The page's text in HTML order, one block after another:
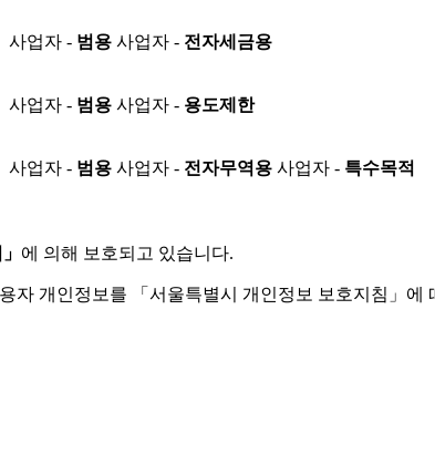
사업자 - 범용 사업자 - 전자세금용
사업자 - 범용 사업자 - 용도제한
사업자 - 범용 사업자 - 전자무역용 사업자 - 특수목적
에 의해 보호되고 있습니다.
자 개인정보를 「서울특별시 개인정보 보호지침」에